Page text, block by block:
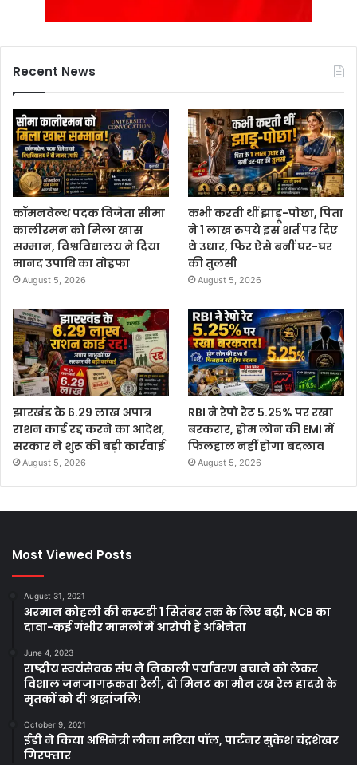
Recent News
कॉमनवेल्थ पदक विजेता सीमा
कालीरमन को मिला खास
सम्मान, विश्वविद्यालय ने दिया
मानद उपाधि का तोहफा
August 5, 2026
कभी करती थीं झाड़ू-पोछा, पिता
ने 1 लाख रुपये इस शर्त पर दिए
थे उधार, फिर ऐसे बनीं घर-घर
की तुलसी
August 5, 2026
झारखंड के 6.29 लाख अपात्र
राशन कार्ड रद्द करने का आदेश,
सरकार ने शुरू की बड़ी कार्रवाई
August 5, 2026
RBI ने रेपो रेट 5.25% पर रखा
बरकरार, होम लोन की EMI में
फिलहाल नहीं होगा बदलाव
August 5, 2026
Most Viewed Posts
August 31, 2021
अरमान कोहली की कस्टडी 1 सितंबर तक के लिए बढ़ी, NCB का
दावा-कई गंभीर मामलों में आरोपी हैं अभिनेता
June 4, 2023
राष्ट्रीय स्वयंसेवक संघ ने निकाली पर्यावरण बचाने को लेकर
विशाल जनजागरूकता रैली, दो मिनट का मौन रख रेल हादसे के
मृतकों को दी श्रद्धांजलि!
October 9, 2021
ईडी ने किया अभिनेत्री लीना मरिया पॉल, पार्टनर सुकेश चंद्रशेखर
गिरफ्तार